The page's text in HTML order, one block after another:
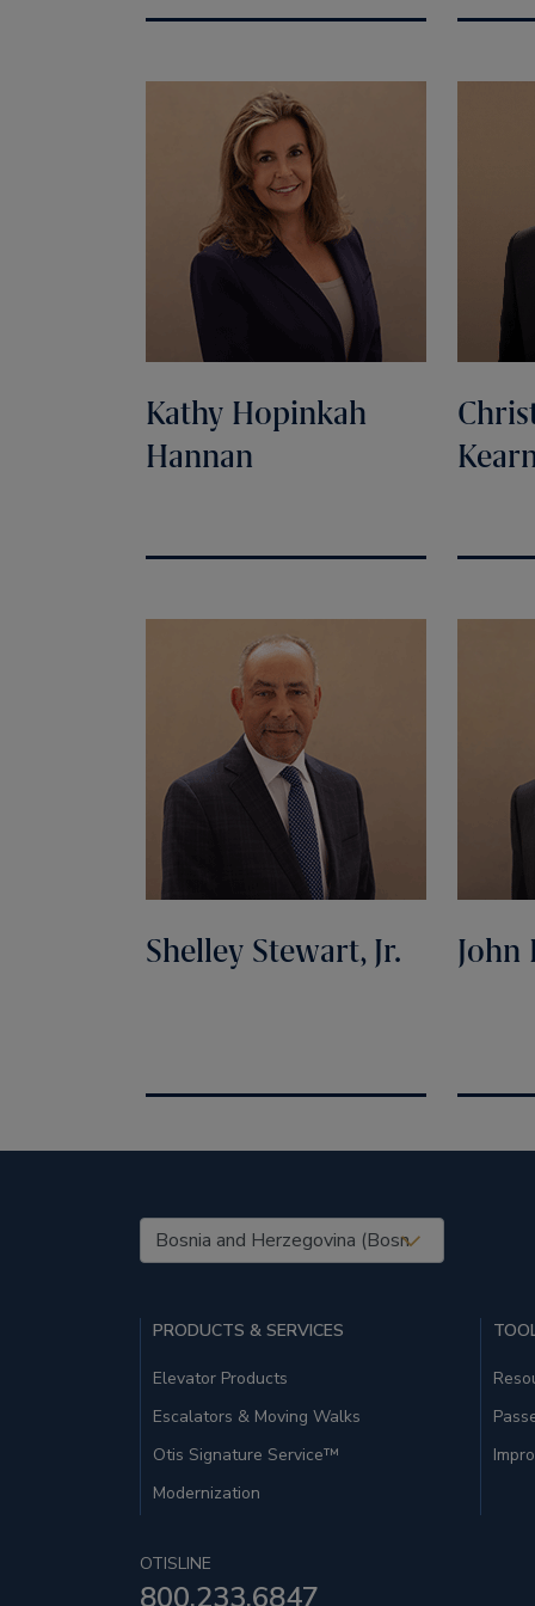
Kathy Hopinkah
Hannan
Shelley Stewart, Jr. John
United States (EN)
PRODUCTS & SERVICES
Elevator Products
Escalators & Moving Walks
Otis Signature Service™
Modernization
OTISLINE
800.233.6847